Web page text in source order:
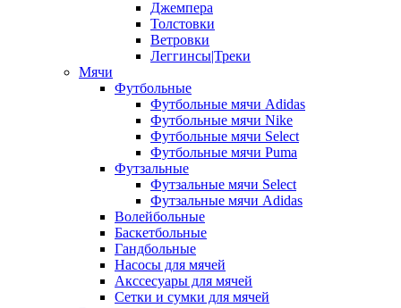
Джемпера
Толстовки
Ветровки
Леггинсы|Треки
Мячи
Футбольные
Футбольные мячи Adidas
Футбольные мячи Nike
Футбольные мячи Select
Футбольные мячи Puma
Футзальные
Футзальные мячи Select
Футзальные мячи Adidas
Волейбольные
Баскетбольные
Гандбольные
Насосы для мячей
Акссесуары для мячей
Сетки и сумки для мячей